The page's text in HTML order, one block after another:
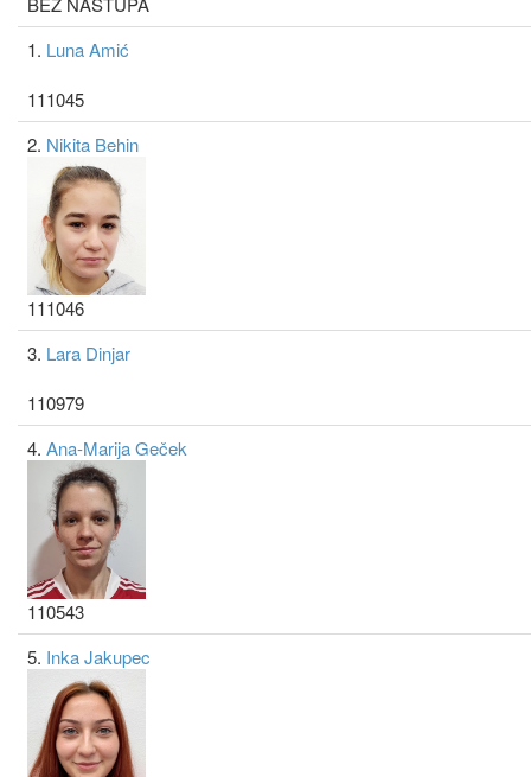
1. Luna Amić
111045
2. Nikita Behin
111046
3. Lara Dinjar
110979
4. Ana-Marija Geček
110543
5. Inka Jakupec